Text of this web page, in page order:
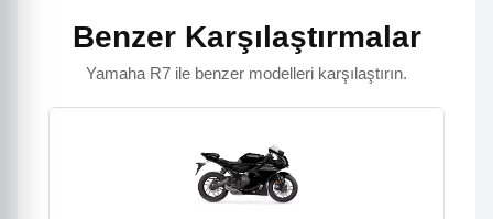
Benzer Karşılaştırmalar
Yamaha R7 ile benzer modelleri karşılaştırın.